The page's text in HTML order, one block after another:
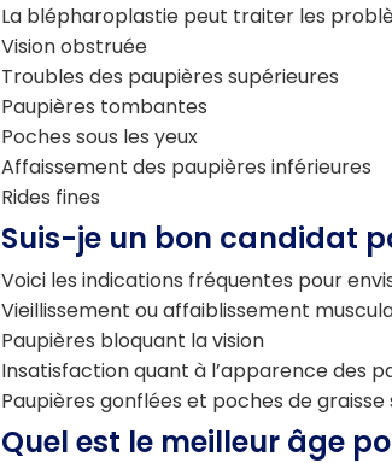
La blépharoplastie peut traiter les
Vision obstruée
Troubles des paupières supérieures
Paupières tombantes
Poches sous les yeux
Affaissement des paupières inférieures
Rides fines
Suis-je un bon candidat
Voici les indications fréquentes pour
Vieillissement ou affaiblissement
Paupières bloquant la vision
Insatisfaction quant à l’apparence des
Paupières gonflées et poches de graisse
Quel est le meilleur âge